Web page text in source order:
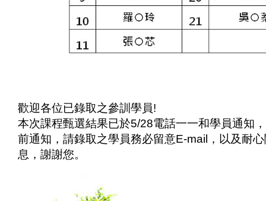
歡迎各位已錄取之參訓學員!
本次課程甄選結果已於5/28電話一一和學員通知
前通知，請錄取之學員務必留意E-mail
，以及耐
息，謝謝您。